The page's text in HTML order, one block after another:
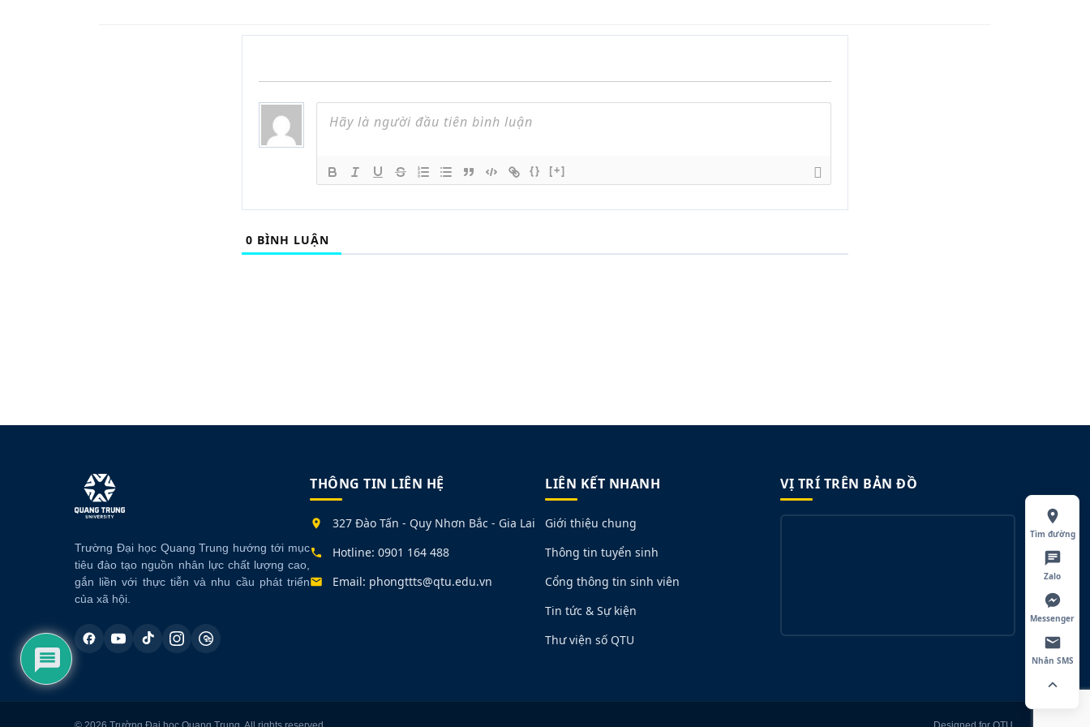
{} [+]
0 BÌNH LUẬN
Trường Đại học Quang Trung hướng tới mục
tiêu đào tạo nguồn nhân lực chất lượng cao,
gắn liền với thực tiễn và nhu cầu phát triển
của xã hội.
THÔNG TIN LIÊN HỆ
327 Đào Tấn - Quy Nhơn Bắc - Gia Lai
Hotline: 0901 164 488
Email: phongttts@qtu.edu.vn
LIÊN KẾT NHANH
Giới thiệu chung
Thông tin tuyển sinh
Cổng thông tin sinh viên
Tin tức & Sự kiện
Thư viện số QTU
VỊ TRÍ TRÊN BẢN ĐỒ
Tìm đường
Zalo
Messenger
Nhắn SMS